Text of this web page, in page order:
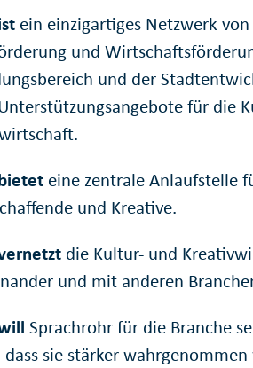
ein einzigartiges Netzwerk
und
und der
für die
eine zentrale Anlaufstelle
und Kreative.
die Kultur- und
und mit anderen
willSprachrohr für die Branche
dass sie stärker